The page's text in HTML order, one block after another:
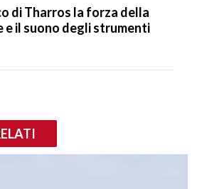
di Tharros la forza della
e il suono degli strumenti